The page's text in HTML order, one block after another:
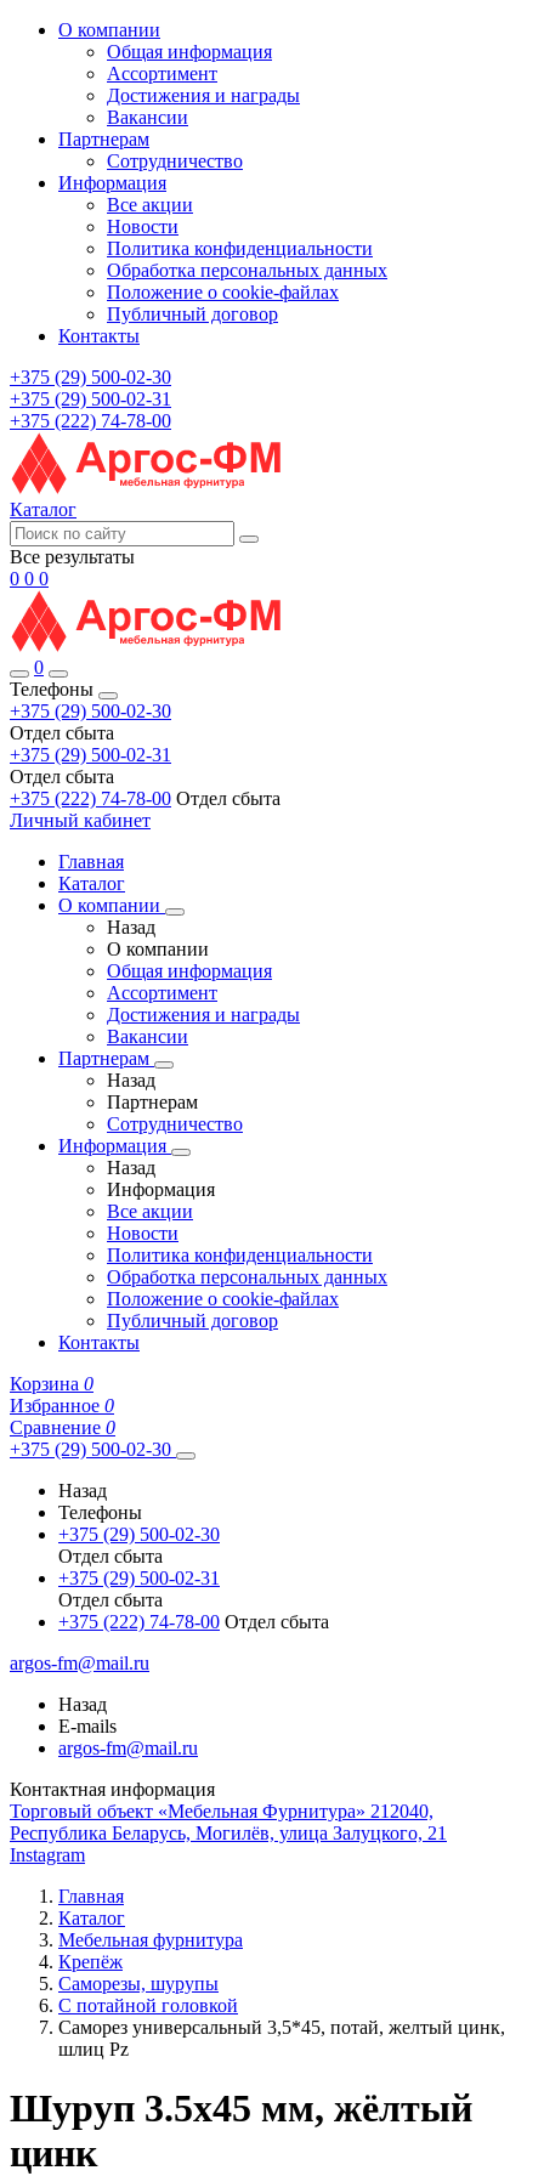
О компании
Общая информация
Ассортимент
Достижения и награды
Вакансии
Партнерам
Сотрудничество
Информация
Все акции
Новости
Политика конфиденциальности
Обработка персональных данных
Положение о cookie-файлах
Публичный договор
Контакты
+375 (29) 500-02-30
+375 (29) 500-02-31
+375 (222) 74-78-00
Каталог
Все результаты
0 0 0
0
Телефоны
+375 (29) 500-02-30
Отдел сбыта
+375 (29) 500-02-31
Отдел сбыта
+375 (222) 74-78-00 Отдел сбыта
Личный кабинет
Главная
Каталог
О компании
Назад
О компании
Общая информация
Ассортимент
Достижения и награды
Вакансии
Партнерам
Назад
Партнерам
Сотрудничество
Информация
Назад
Информация
Все акции
Новости
Политика конфиденциальности
Обработка персональных данных
Положение о cookie-файлах
Публичный договор
Контакты
Корзина 0
Избранное 0
Сравнение 0
+375 (29) 500-02-30
Назад
Телефоны
+375 (29) 500-02-30
Отдел сбыта
+375 (29) 500-02-31
Отдел сбыта
+375 (222) 74-78-00 Отдел сбыта
argos-fm@mail.ru
Назад
E-mails
argos-fm@mail.ru
Контактная информация
Торговый объект «Мебельная Фурнитура» 212040,
Республика Беларусь, Могилёв, улица Залуцкого, 21
Instagram
Главная
Каталог
Мебельная фурнитура
Крепёж
Саморезы, шурупы
С потайной головкой
Саморез универсальный 3,5*45, потай, желтый цинк,
шлиц Pz
Шуруп 3.5x45 мм, жёлтый
цинк